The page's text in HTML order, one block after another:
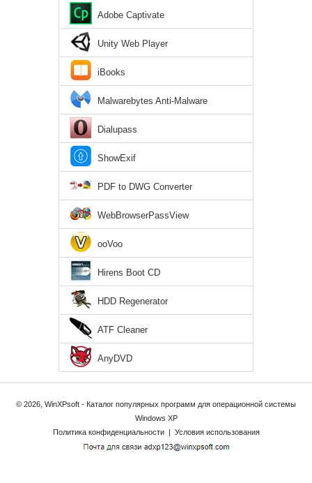
Adobe Captivate
Unity Web Player
iBooks
Malwarebytes Anti-Malware
Dialupass
ShowExif
PDF to DWG Converter
WebBrowserPassView
ooVoo
Hirens Boot CD
HDD Regenerator
ATF Cleaner
AnyDVD
© 2026, WinXPsoft - Каталог популярных программ для операционной системы
Windows XP
Политика конфиденциальности
Условия использования